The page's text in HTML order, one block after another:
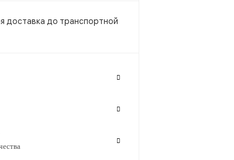
доставка до транспортной